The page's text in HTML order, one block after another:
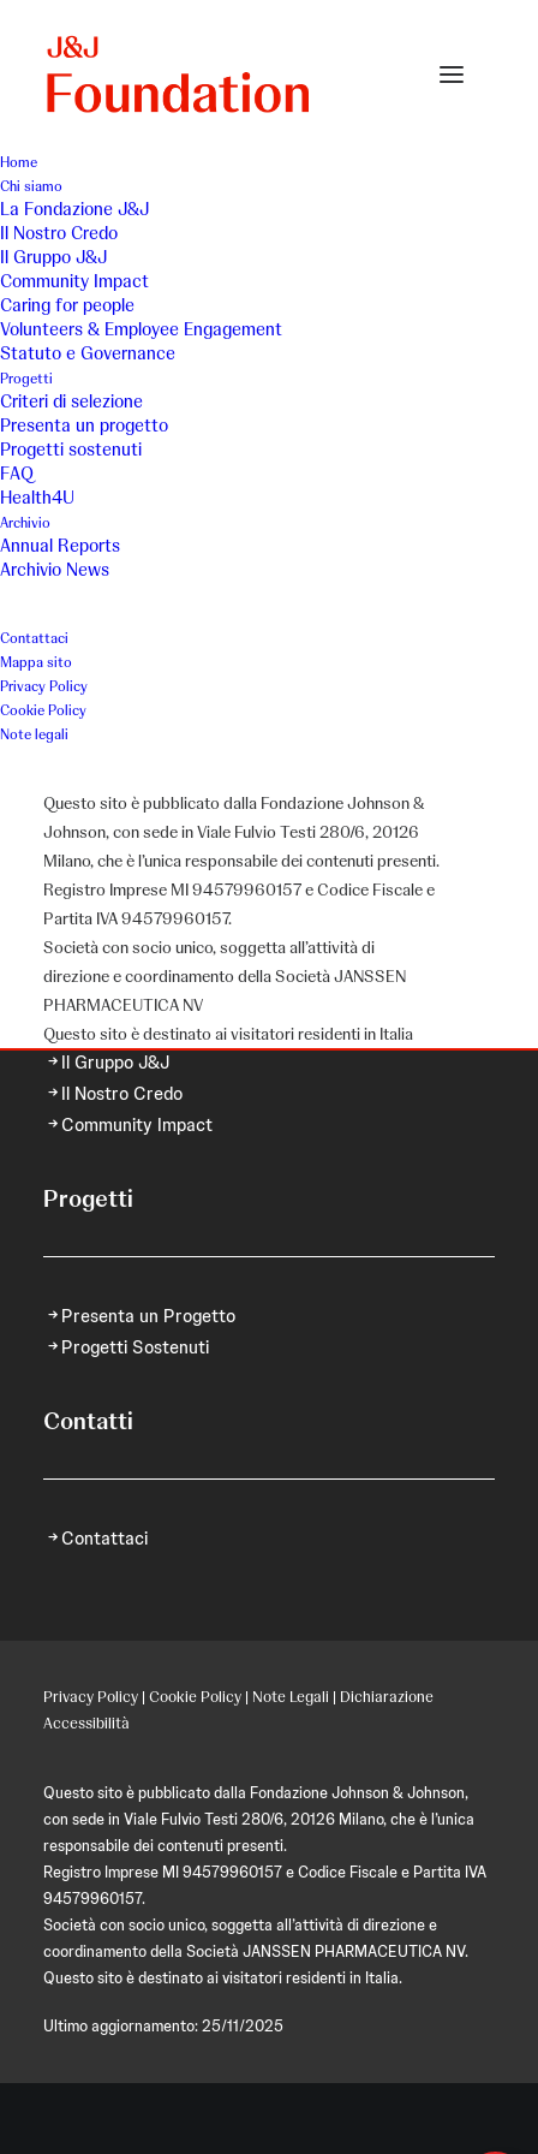
Home
Chi siamo
La Fondazione J&J
Il Nostro Credo
Il Gruppo J&J
Community Impact
Caring for people
Volunteers & Employee Engagement
Statuto e Governance
Progetti
Criteri di selezione
Presenta un progetto
Progetti sostenuti
FAQ
Health4U
Archivio
Annual Reports
Archivio News
Contattaci
Mappa sito
Privacy Policy
Cookie Policy
Note legali
Questo sito è pubblicato dalla Fondazione Johnson &
Johnson, con sede in Viale Fulvio Testi 280/6, 20126
Milano, che è l’unica responsabile dei contenuti presenti.
Registro Imprese MI 94579960157 e Codice Fiscale e
Partita IVA 94579960157.
Società con socio unico, soggetta all’attività di
direzione e coordinamento della Società JANSSEN
PHARMACEUTICA NV
Questo sito è destinato ai visitatori residenti in Italia
Chi siamo
Il Gruppo J&J
Il Nostro Credo
Community Impact
Progetti
Presenta un Progetto
Progetti Sostenuti
Contatti
Contattaci
Privacy Policy | Cookie Policy | Note Legali | Dichiarazione
Accessibilità
Questo sito è pubblicato dalla Fondazione Johnson & Johnson,
con sede in Viale Fulvio Testi 280/6, 20126 Milano, che è l’unica
responsabile dei contenuti presenti.
Registro Imprese MI 94579960157 e Codice Fiscale e Partita IVA
94579960157.
Società con socio unico, soggetta all’attività di direzione e
coordinamento della Società JANSSEN PHARMACEUTICA NV.
Questo sito è destinato ai visitatori residenti in Italia.
Ultimo aggiornamento: 25/11/2025